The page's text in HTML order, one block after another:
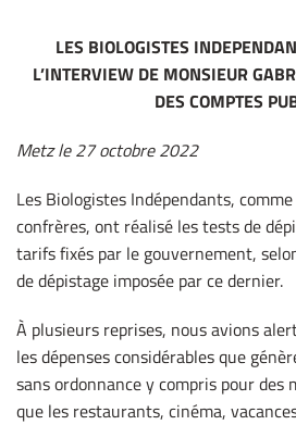
LES BIOLOGISTES
L’INTERVIEW DE MONSIEUR
DES COMPTES
Metz le 27 octobre 2022
Les Biologistes Indépendants,
confrères, ont réalisé les tests de
tarifs fixés par le gouvernement,
de dépistage imposée par ce dernier.
À plusieurs reprises, nous avions
les dépenses considérables que
sans ordonnance y compris pour
que les restaurants, cinéma,